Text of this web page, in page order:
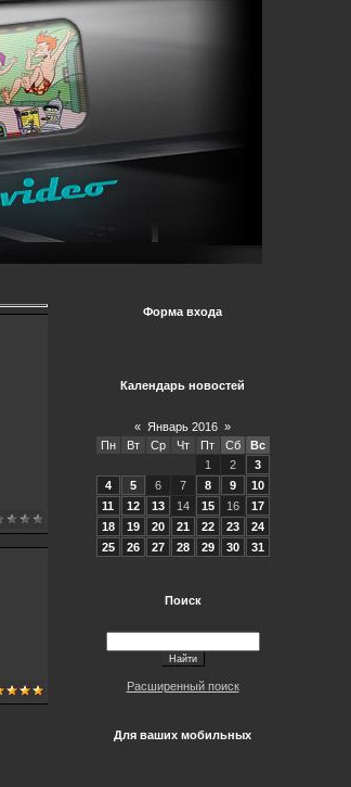
Форма входа
Календарь новостей
« Январь 2016 »
Пн
Вт Ср Чт Пт Сб
Вс
1
2
3
4
5 6 7 8 9
10
11
12 13 14 15 16
17
18
19 20 21 22 23
24
25
26 27 28 29 30 31
Поиск
Расширенный поиск
Для ваших мобильных